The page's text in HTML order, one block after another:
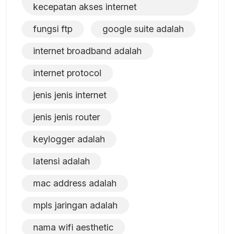
kecepatan akses internet
fungsi ftp google suite adalah
internet broadband adalah
internet protocol
jenis jenis internet
jenis jenis router
keylogger adalah
latensi adalah
mac address adalah
mpls jaringan adalah
nama wifi aesthetic